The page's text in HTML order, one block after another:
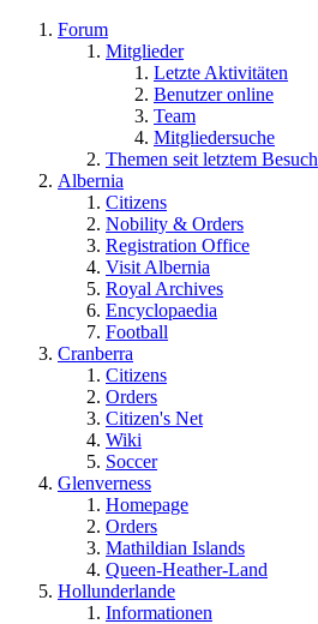
Forum
Mitglieder
Letzte Aktivitäten
Benutzer online
Team
Mitgliedersuche
Themen seit letztem Besuch
Albernia
Citizens
Nobility & Orders
Registration Office
Visit Albernia
Royal Archives
Encyclopaedia
Football
Cranberra
Citizens
Orders
Citizen's Net
Wiki
Soccer
Glenverness
Homepage
Orders
Mathildian Islands
Queen-Heather-Land
Hollunderlande
Informationen